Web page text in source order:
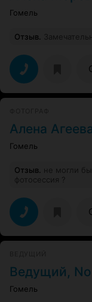
Гомель
Отзыв.
Алена Агеева
Гомель
Отзыв. не могли бы
фотосессия ?
Ведущий,
Гомель